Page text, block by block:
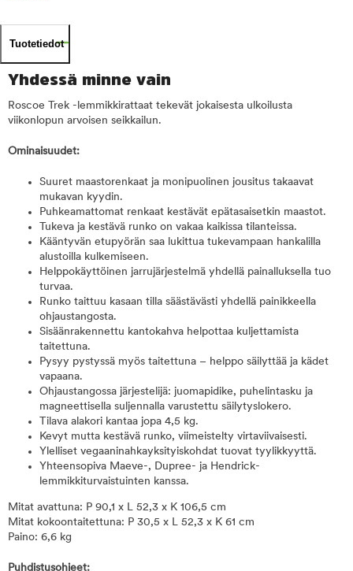
Tuotetiedot
Yhdessä minne vain
Roscoe Trek -lemmikkirattaat tekevät jokaisesta ulkoilusta
viikonlopun arvoisen seikkailun.
Ominaisuudet:
Suuret maastorenkaat ja monipuolinen jousitus takaavat
mukavan kyydin.
Puhkeamattomat renkaat kestävät epätasaisetkin maastot.
Tukeva ja kestävä runko on vakaa kaikissa tilanteissa.
Kääntyvän etupyörän saa lukittua tukevampaan hankalilla
alustoilla kulkemiseen.
Helppokäyttöinen jarrujärjestelmä yhdellä painalluksella tuo
turvaa.
Runko taittuu kasaan tilla säästävästi yhdellä painikkeella
ohjaustangosta.
Sisäänrakennettu kantokahva helpottaa kuljettamista
taitettuna.
Pysyy pystyssä myös taitettuna – helppo säilyttää ja kädet
vapaana.
Ohjaustangossa järjestelijä: juomapidike, puhelintasku ja
magneettisella suljennalla varustettu säilytyslokero.
Tilava alakori kantaa jopa 4,5 kg.
Kevyt mutta kestävä runko, viimeistelty virtaviivaisesti.
Ylelliset vegaaninahkayksityiskohdat tuovat tyylikkyyttä.
Yhteensopiva Maeve-, Dupree- ja Hendrick-
lemmikkiturvaistuinten kanssa.
Mitat avattuna: P 90,1 x L 52,3 x K 106,5 cm
Mitat kokoontaitettuna: P 30,5 x L 52,3 x K 61 cm
Paino: 6,6 kg
Puhdistusohjeet: